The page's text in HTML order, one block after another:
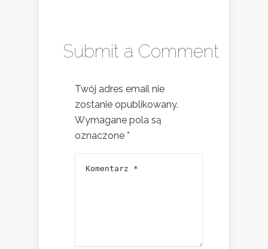
Submit a Comment
Twój adres email nie
zostanie opublikowany.
Wymagane pola są
oznaczone *